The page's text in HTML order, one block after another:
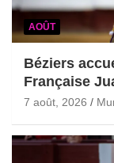
AOÛT
Béziers
Française
7 août, 2026